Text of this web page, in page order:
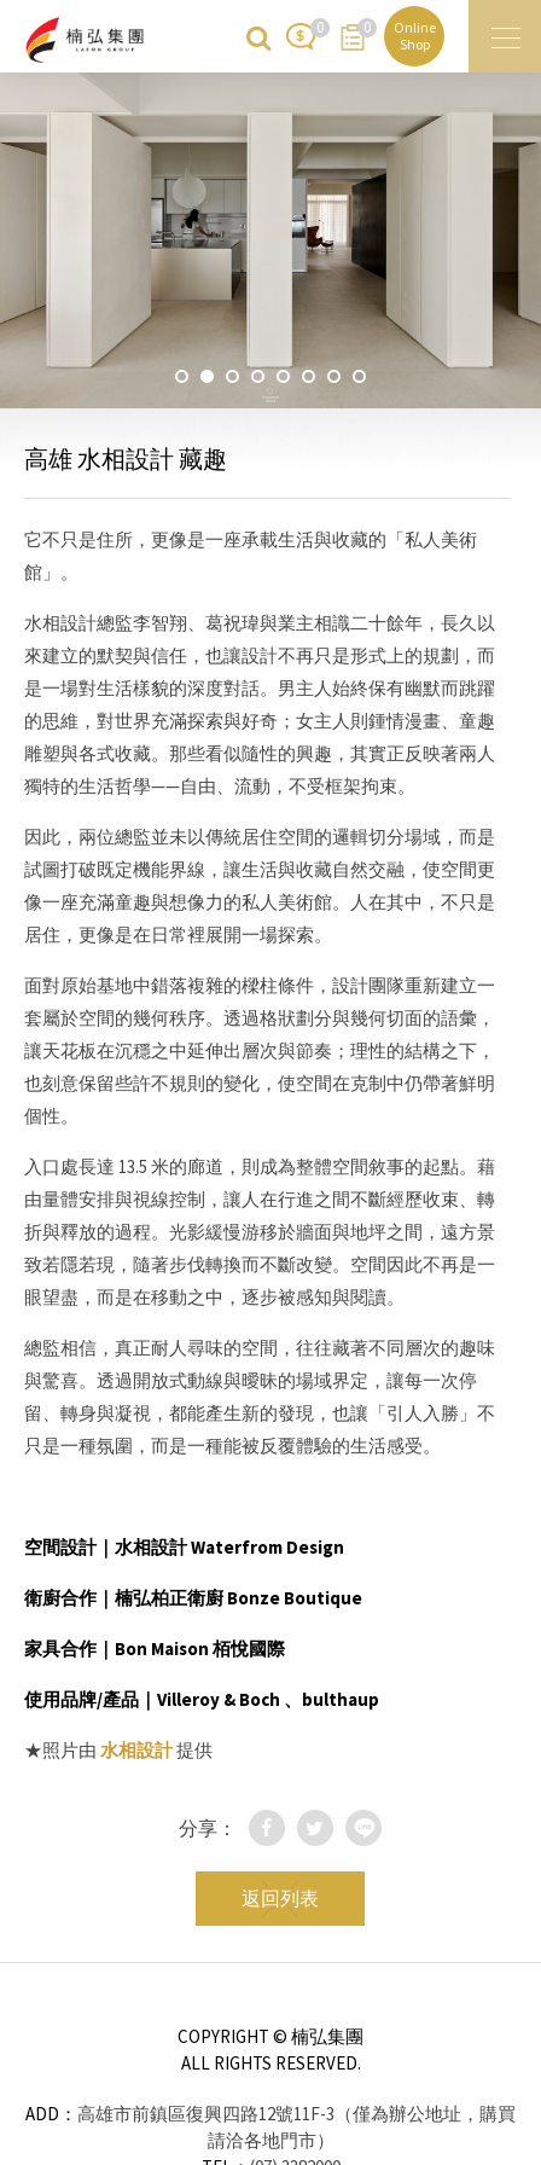
0 0
Online
Shop
高雄 水相設計 藏趣
它不只是住所，更像是一座承載生活與收藏的「私人美術
館」。
水相設計總監李智翔、葛祝瑋與業主相識二十餘年，長久以
來建立的默契與信任，也讓設計不再只是形式上的規劃，而
是一場對生活樣貌的深度對話。男主人始終保有幽默而跳躍
的思維，對世界充滿探索與好奇；女主人則鍾情漫畫、童趣
雕塑與各式收藏。那些看似隨性的興趣，其實正反映著兩人
獨特的生活哲學——自由、流動，不受框架拘束。
因此，兩位總監並未以傳統居住空間的邏輯切分場域，而是
試圖打破既定機能界線，讓生活與收藏自然交融，使空間更
像一座充滿童趣與想像力的私人美術館。人在其中，不只是
居住，更像是在日常裡展開一場探索。
面對原始基地中錯落複雜的樑柱條件，設計團隊重新建立一
套屬於空間的幾何秩序。透過格狀劃分與幾何切面的語彙，
讓天花板在沉穩之中延伸出層次與節奏；理性的結構之下，
也刻意保留些許不規則的變化，使空間在克制中仍帶著鮮明
個性。
入口處長達 13.5 米的廊道，則成為整體空間敘事的起點。藉
由量體安排與視線控制，讓人在行進之間不斷經歷收束、轉
折與釋放的過程。光影緩慢游移於牆面與地坪之間，遠方景
致若隱若現，隨著步伐轉換而不斷改變。空間因此不再是一
眼望盡，而是在移動之中，逐步被感知與閱讀。
總監相信，真正耐人尋味的空間，往往藏著不同層次的趣味
與驚喜。透過開放式動線與曖昧的場域界定，讓每一次停
留、轉身與凝視，都能產生新的發現，也讓「引人入勝」不
只是一種氛圍，而是一種能被反覆體驗的生活感受。
空間設計｜ 水相設計 Waterfrom Design
衛廚合作｜ 楠弘柏正衛廚 Bonze Boutique
家具合作｜ Bon Maison 栢悅國際
使用品牌/產品 ｜ Villeroy & Boch 、bulthaup
★照片由 水相設計提供
分享：
返回列表
COPYRIGHT © 楠弘集團
ALL RIGHTS RESERVED.
ADD： 高雄市前鎮區復興四路12號11F-3（僅為辦公地址，購買
請洽各地門市）